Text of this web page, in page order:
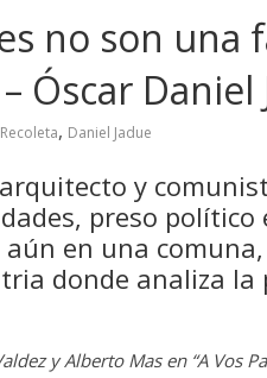
no son una
Óscar Daniel
, Daniel Jadue
y
preso
en una
donde analiza
y Alberto Mas en “A Vos